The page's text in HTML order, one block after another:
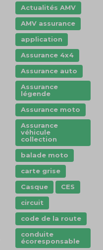
Actualités AMV
AMV assurance
application
Assurance 4x4
Assurance auto
Assurance
légende
Assurance moto
Assurance
véhicule
collection
balade moto
carte grise
Casque
CES
circuit
code de la route
conduite
écoresponsable